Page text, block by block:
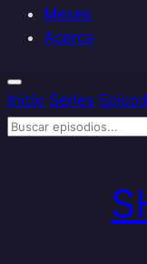
Meses
Acerca
Inicio Series